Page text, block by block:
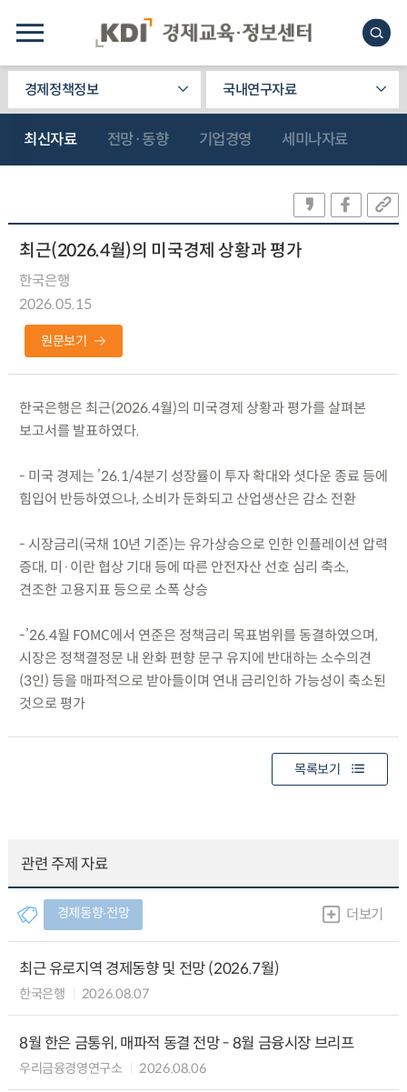
경제정책정보 국내연구자료
최신자료 전망·동향 기업경영 세미나자료
최근(2026.4월)의 미국경제 상황과 평가
한국은행
2026.05.15
원문보기
한국은행은 최근(2026.4월)의 미국경제 상황과 평가를 살펴본
보고서를 발표하였다.
- 미국 경제는 ’26.1/4분기 성장률이 투자 확대와 셧다운 종료 등에
힘입어 반등하였으나, 소비가 둔화되고 산업생산은 감소 전환
- 시장금리(국채 10년 기준)는 유가상승으로 인한 인플레이션 압력
증대, 미·이란 협상 기대 등에 따른 안전자산 선호 심리 축소,
견조한 고용지표 등으로 소폭 상승
-’26.4월 FOMC에서 연준은 정책금리 목표범위를 동결하였으며,
시장은 정책결정문 내 완화 편향 문구 유지에 반대하는 소수의견
(3인) 등을 매파적으로 받아들이며 연내 금리인하 가능성이 축소된
것으로 평가
목록보기
관련 주제 자료
경제동향∙전망 더보기
최근 유로지역 경제동향 및 전망 (2026.7월)
한국은행 2026.08.07
8월 한은 금통위, 매파적 동결 전망 - 8월 금융시장 브리프
우리금융경영연구소 2026.08.06